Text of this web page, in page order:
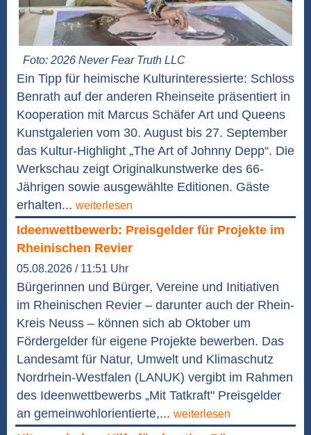
Foto: 2026 Never Fear Truth LLC
Ein Tipp für heimische Kulturinteressierte: Schloss
Benrath auf der anderen Rheinseite präsentiert in
Kooperation mit Marcus Schäfer Art und Queens
Kunstgalerien vom 30. August bis 27. September
das Kultur-Highlight „The Art of Johnny Depp“. Die
Werkschau zeigt Originalkunstwerke des 66-
Jährigen sowie ausgewählte Editionen. Gäste
erhalten... weiterlesen
Ideenwettbewerb: Preisgelder für Projekte im
Rheinischen Revier
05.08.2026 / 11:51 Uhr
Bürgerinnen und Bürger, Vereine und Initiativen
im Rheinischen Revier – darunter auch der Rhein-
Kreis Neuss – können sich ab Oktober um
Fördergelder für eigene Projekte bewerben. Das
Landesamt für Natur, Umwelt und Klimaschutz
Nordrhein-Westfalen (LANUK) vergibt im Rahmen
des Ideenwettbewerbs „Mit Tatkraft" Preisgelder
an gemeinwohlorientierte,... weiterlesen